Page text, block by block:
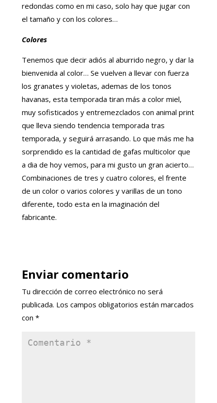
redondas como en mi caso, solo hay que jugar con
el tamaño y con los colores…
Colores
Tenemos que decir adiós al aburrido negro, y dar la
bienvenida al color… Se vuelven a llevar con fuerza
los granates y violetas, ademas de los tonos
havanas, esta temporada tiran más a color miel,
muy sofisticados y entremezclados con animal print
que lleva siendo tendencia temporada tras
temporada, y seguirá arrasando. Lo que más me ha
sorprendido es la cantidad de gafas multicolor que
a dia de hoy vemos, para mi gusto un gran acierto…
Combinaciones de tres y cuatro colores, el frente
de un color o varios colores y varillas de un tono
diferente, todo esta en la imaginación del
fabricante.
Enviar comentario
Tu dirección de correo electrónico no será
publicada. Los campos obligatorios están marcados
con *